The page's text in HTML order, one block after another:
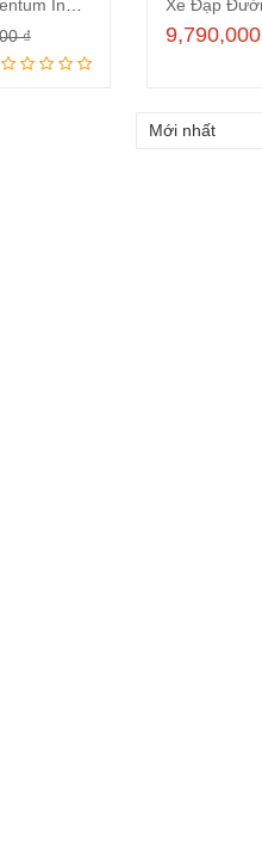
hàng
₫ 9,790,000